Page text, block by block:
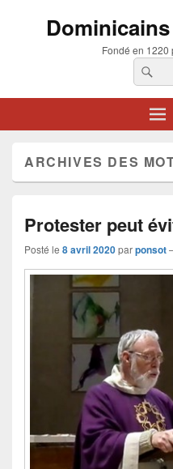
Fondé en 1220
ARCHIVES DES
Protester peut
Posté le 8 avril 2020parponsot